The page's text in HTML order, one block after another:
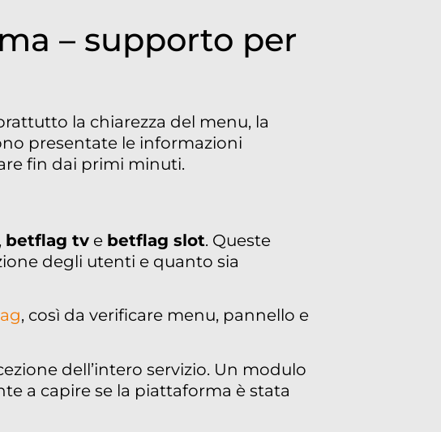
– supporto per
la chiarezza del menu, la
presentate le informazioni
fin dai primi minuti.
, betflag tv e betflag slot. Queste
degli utenti e quanto sia
, così da verificare menu, pannello e
dell’intero servizio. Un modulo
a capire se la piattaforma è stata